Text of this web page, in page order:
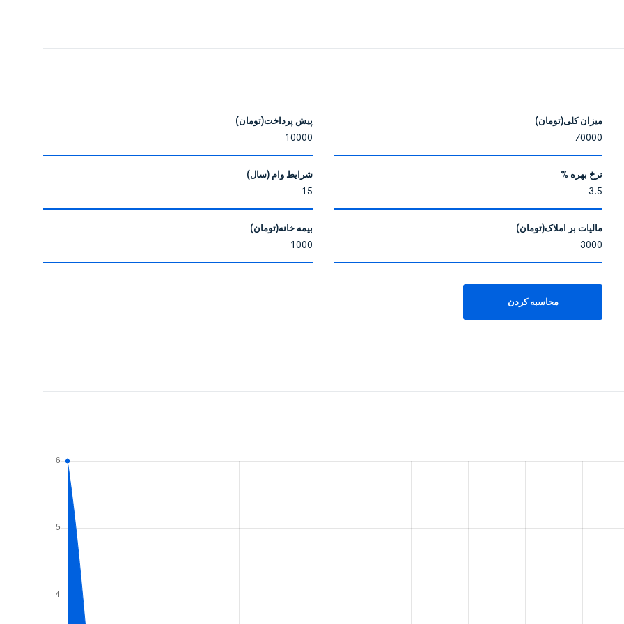
میزان کلی(تومان) پیش پرداخت(تومان)
نرخ بهره % شرایط وام (سال)
مالیات بر املاک(تومان) بیمه خانه(تومان)
محاسبه کردن